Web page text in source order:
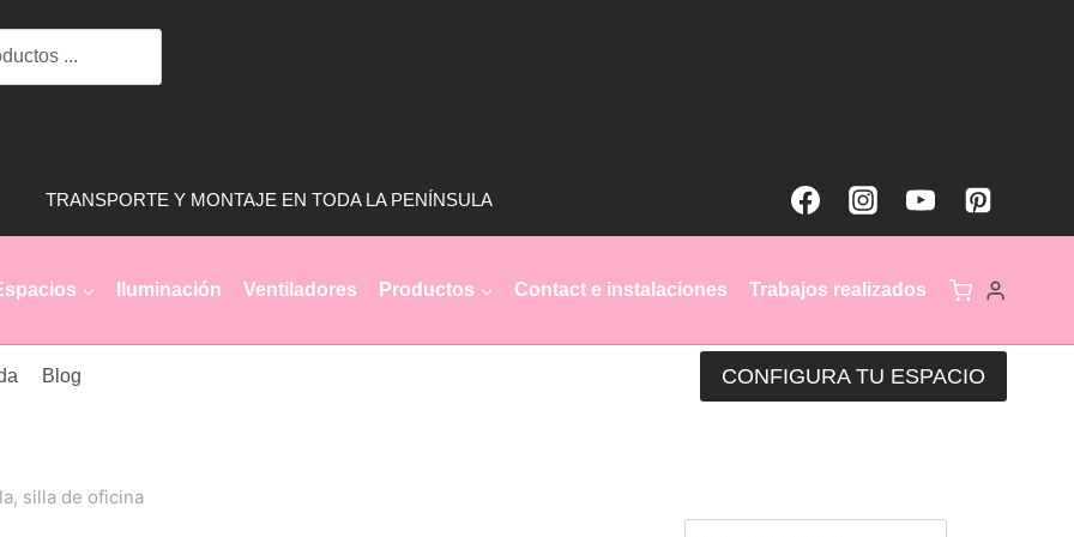
TRANSPORTE Y MONTAJE EN TODA LA PENÍNSULA
Iluminación Ventiladores Productos Contact e instalaciones Trabajos realizados
Blog CONFIGURA TU ESPACIO
silla de oficina